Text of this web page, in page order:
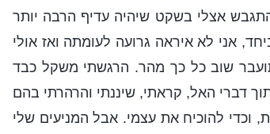
אצלי בשקט שיהיה עדיף הרבה יותר
אני לא איראה גרועה לעומתה ואז אולי
שוב כל כך מהר. הרגשתי משקל כבד
דברי האל, קראתי, שיננתי והרהרתי בהם
וכדי להוכיח את עצמי. אבל המניעים שלי